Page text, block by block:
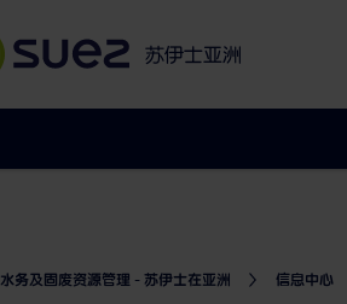
苏伊士亚洲
水务及固废资源管理 - 苏伊士在亚洲 信息中心